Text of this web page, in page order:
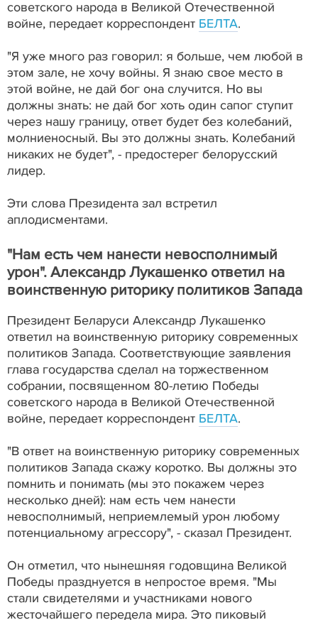
советского народа в Великой Отечественной
войне, передает корреспондент БЕЛТА.
"Я уже много раз говорил: я больше, чем любой в
этом зале, не хочу войны. Я знаю свое место в
этой войне, не дай бог она случится. Но вы
должны знать: не дай бог хоть один сапог ступит
через нашу границу, ответ будет без колебаний,
молниеносный. Вы это должны знать. Колебаний
никаких не будет", - предостерег белорусский
лидер.
Эти слова Президента зал встретил
аплодисментами.
"Нам есть чем нанести невосполнимый
урон". Александр Лукашенко ответил на
воинственную риторику политиков Запада
Президент Беларуси Александр Лукашенко
ответил на воинственную риторику современных
политиков Запада. Соответствующие заявления
глава государства сделал на торжественном
собрании, посвященном 80-летию Победы
советского народа в Великой Отечественной
войне, передает корреспондент БЕЛТА.
"В ответ на воинственную риторику современных
политиков Запада скажу коротко. Вы должны это
помнить и понимать (мы это покажем через
несколько дней): нам есть чем нанести
невосполнимый, неприемлемый урон любому
потенциальному агрессору", - сказал Президент.
Он отметил, что нынешняя годовщина Великой
Победы празднуется в непростое время. "Мы
стали свидетелями и участниками нового
жесточайшего передела мира. Это пиковый